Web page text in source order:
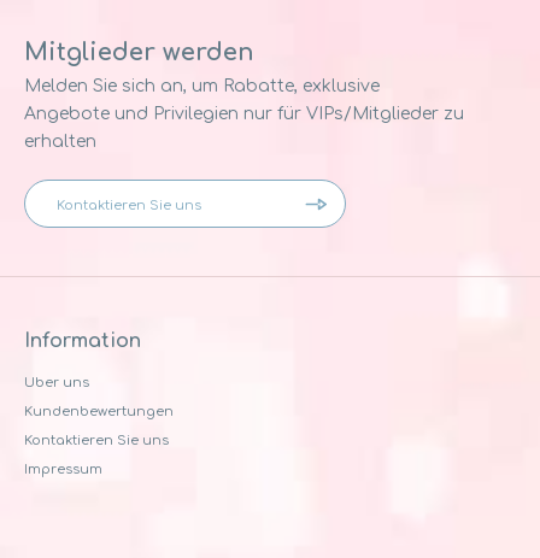
Mitglieder werden
Melden Sie sich an, um Rabatte, exklusive
Angebote und Privilegien nur für VIPs/Mitglieder zu
erhalten
Information
Uber uns
Kundenbewertungen
Kontaktieren Sie uns
Impressum